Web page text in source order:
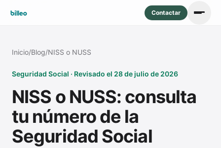
Contactar
Inicio/Blog/NISS o NUSS
Seguridad Social · Revisado el 28 de julio de 2026
NISS o NUSS: consulta
tu número de la
Seguridad Social